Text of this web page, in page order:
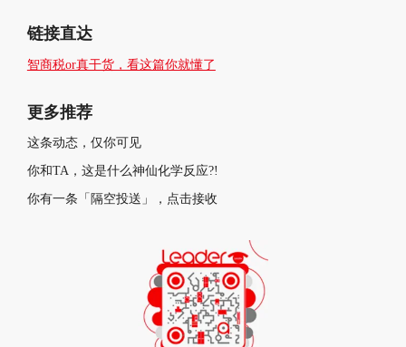
链接直达
智商税or真干货，看这篇你就懂了
更多推荐
这条动态，仅你可见
你和TA，这是什么神仙化学反应?!
你有一条「隔空投送」，点击接收